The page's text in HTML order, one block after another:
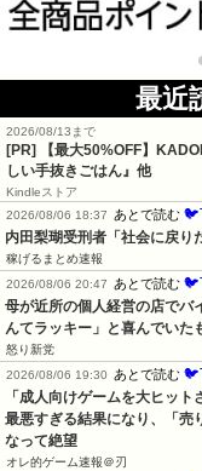
最近
2026/08/13まで
[PR] 【最大50%OFF】
しい手抜きごはん』他
Kindleストア
2026/08/06 18:37 あとで読む
内田梨瑚受刑者「社会に戻り
稼げるまとめ速報
2026/08/06 20:47 あとで読む
母が近所の個人経営の店でバ
んてラッキー」と喜んでい
怒り新党
2026/08/06 19:30 あとで読む
「成人向けゲームを大ヒッ
最悪すぎる結果になり、「売
なって絶望
オレ的ゲーム速報＠刃